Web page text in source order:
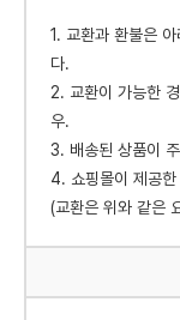
1. 교환과 환불은
다.
2. 교환이 가능한
우.
3. 배송된 상품이
4. 쇼핑몰이 제공
(교환은 위와 같은